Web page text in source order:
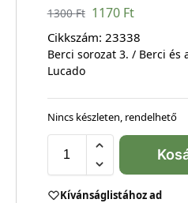
1300Ft 1170 Ft
Cikkszám: 23338
Berci sorozat 3. / Berci és
Lucado
Nincs készleten, rendelhető
Kívánságlistához ad